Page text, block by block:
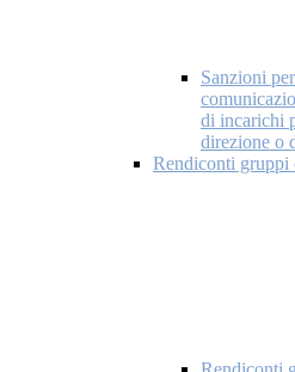
Sanzioni
di incarichi
direzione o
Rendiconti